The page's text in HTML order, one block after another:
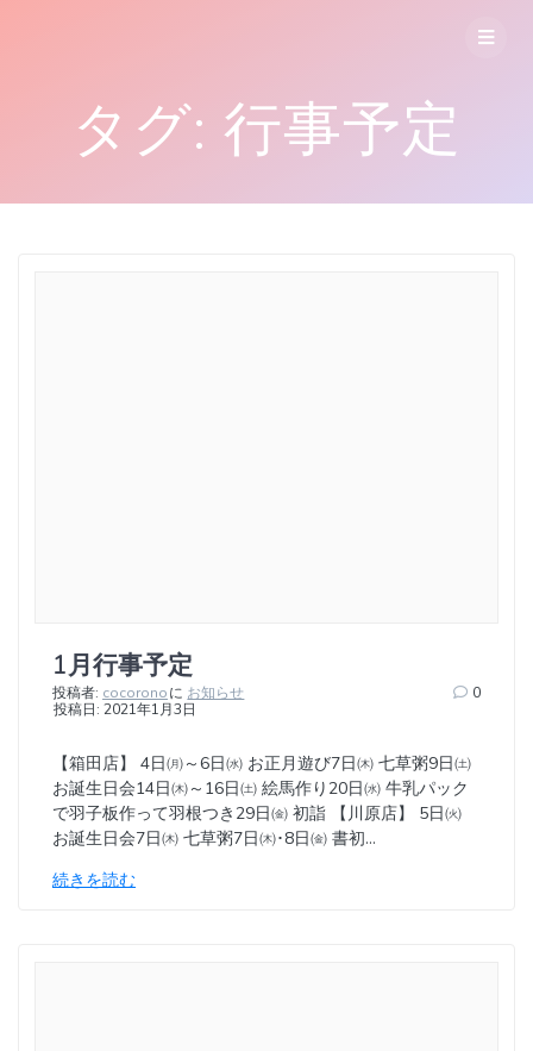
ツ
ス
ッ
タグ: 行事予定
1月行事予定
投稿者: cocoronoに お知らせ
投稿日: 2021年1月3日
0
【箱田店】 4日㈪～6日㈬ お正月遊び7日㈭ 七草粥9日㈯
お誕生日会14日㈭～16日㈯ 絵馬作り20日㈬ 牛乳パック
で羽子板作って羽根つき29日㈮ 初詣 【川原店】 5日㈫
お誕生日会7日㈭ 七草粥7日㈭･8日㈮ 書初…
続きを読む